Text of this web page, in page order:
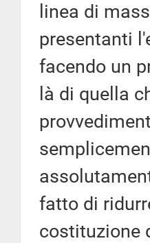
linea di
presentanti
facendo un
là di quella
fatto di
costituzione